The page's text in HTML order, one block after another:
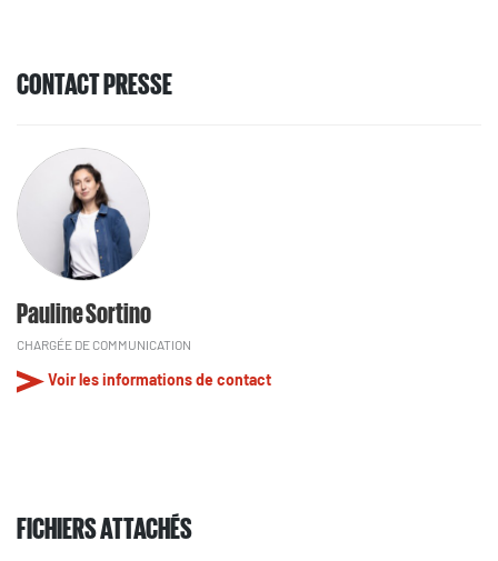
CONTACT PRESSE
Pauline Sortino
CHARGÉE DE COMMUNICATION
Voir les informations de contact
FICHIERS ATTACHÉS